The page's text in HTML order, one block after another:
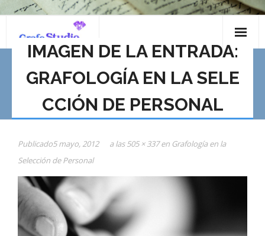
contenidoIMAGEN DE LA ENTRADA:
GRAFOLOGÍA EN LA SELE
CCIÓN DE PERSONAL
Publicado5 mayo, 2012 a las505 × 337en Grafología en la
Selección de Personal